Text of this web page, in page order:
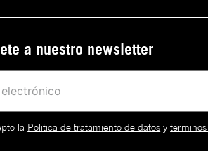
a nuestro newsletter
la Política de tratamiento de datos y